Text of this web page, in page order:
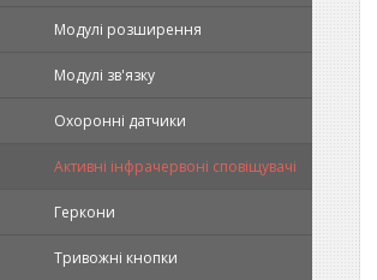
Модулі розширення
Модулі зв'язку
Охоронні датчики
Активні інфрачервоні сповіщувачі
Геркони
Тривожні кнопки